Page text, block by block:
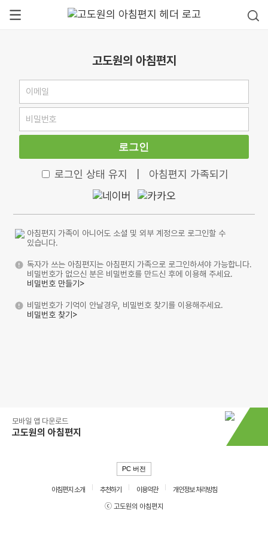
고도원의 아침편지
로그인
로그인 상태 유지 아침편지 가족되기
아침편지 가족이 아니어도 소셜 및 외부 계정으로 로그인할 수
있습니다.
독자가 쓰는 아침편지는 아침편지 가족으로 로그인하셔야 가능합니다.
비밀번호가 없으신 분은 비밀번호를 만드신 후에 이용해 주세요.
비밀번호 만들기>
비밀번호가 기억이 안날경우, 비밀번호 찾기를 이용해주세요.
비밀번호 찾기>
모바일 앱 다운로드
고도원의 아침편지
PC 버전
아침편지 소개 추천하기 이용약관
개인정보 처리방침
ⓒ 고도원의 아침편지